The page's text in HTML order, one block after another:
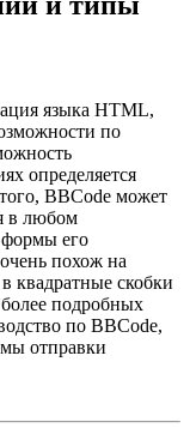
языка HTML,
по
определяется
BBCode может
в любом
его
похож на
квадратные скобки
подробных
по BBCode,
отправки